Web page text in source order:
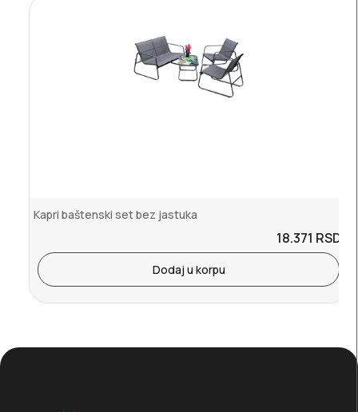
Kapri baštenski set bez jastuka
18.371 RSD.
Dodaj u korpu